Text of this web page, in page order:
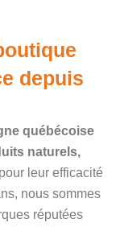
depuis
québécoise
naturels,
leur efficacité
nous sommes
réputées